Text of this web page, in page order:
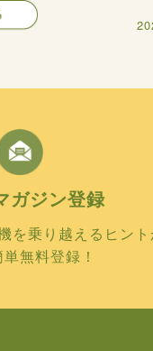
ガジン登録
を乗り越えるヒン
無料登録！